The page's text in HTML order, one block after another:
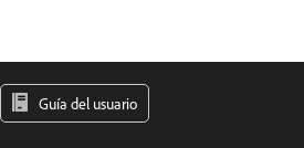
Guía del usuario